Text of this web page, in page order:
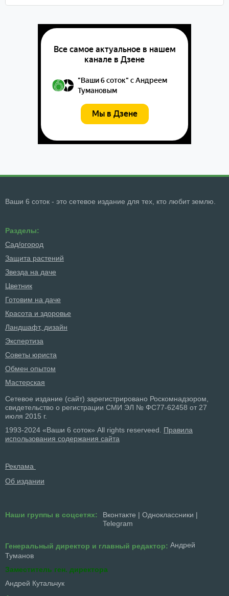
Ваши 6 соток - это сетевое издание для тех, кто любит землю.
Разделы:
Сад/огород
Защита растений
Звезда на даче
Цветник
Готовим на даче
Красота и здоровье
Ландшафт, дизайн
Экспертиза
Советы юриста
Обмен опытом
Мастерская
Сетевое издание (сайт) зарегистрировано Роскомнадзором,
свидетельство о регистрации СМИ ЭЛ № ФС77-62458 от 27
июля 2015 г.
1993-2024 «Ваши 6 соток» All rights reserveed. Правила
использования содержания сайта
Реклама
Об издании
Наши группы в соцсетях: Вконтакте | Одноклассники |
Telegram
Генеральный директор и главный редактор: Андрей
Туманов
Заместитель ген. директора
Андрей Кутальчук